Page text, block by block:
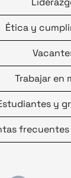
Ética y
Trabajar en
y
frecuentes